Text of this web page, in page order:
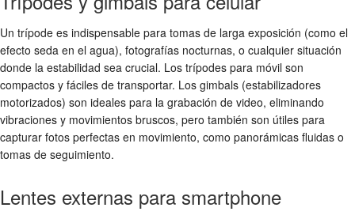
Un trípode es indispensable para tomas de larga exposición (como el
efecto seda en el agua), fotografías nocturnas, o cualquier situación
donde la estabilidad sea crucial. Los trípodes para móvil son
compactos y fáciles de transportar. Los gimbals (estabilizadores
motorizados) son ideales para la grabación de video, eliminando
vibraciones y movimientos bruscos, pero también son útiles para
capturar fotos perfectas en movimiento, como panorámicas fluidas o
tomas de seguimiento.
Lentes externas para smartphone